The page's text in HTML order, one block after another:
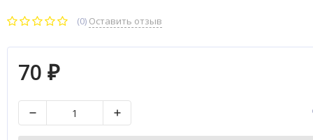
(0) Оставить отзыв
70 ₽